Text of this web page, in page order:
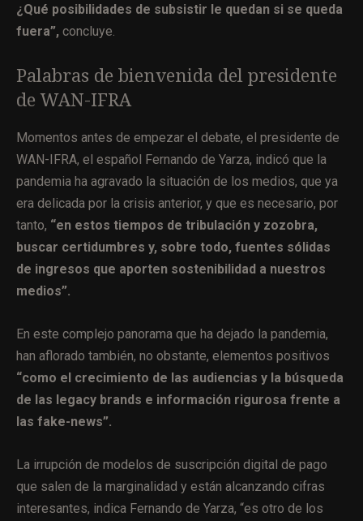
¿Qué posibilidades de subsistir le quedan si se queda
fuera”, concluye.
Palabras de bienvenida del presidente
de WAN-IFRA
Momentos antes de empezar el debate, el presidente de
WAN-IFRA, el español Fernando de Yarza, indicó que la
pandemia ha agravado la situación de los medios, que ya
era delicada por la crisis anterior, y que es necesario, por
tanto, “en estos tiempos de tribulación y zozobra,
buscar certidumbres y, sobre todo, fuentes sólidas
de ingresos que aporten sostenibilidad a nuestros
medios”.
En este complejo panorama que ha dejado la pandemia,
han aflorado también, no obstante, elementos positivos
“como el crecimiento de las audiencias y la búsqueda
de las legacy brands e información rigurosa frente a
las fake-news”.
La irrupción de modelos de suscripción digital de pago
que salen de la marginalidad y están alcanzando cifras
interesantes, indica Fernando de Yarza, “es otro de los